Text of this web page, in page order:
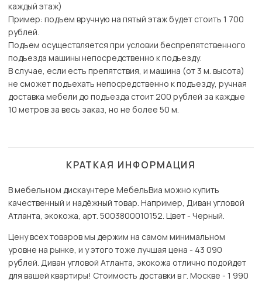
каждый этаж)
Пример: подъем вручную на пятый этаж будет стоить 1 700
рублей.
Подъем осуществляется при условии беспрепятственного
подъезда машины непосредственно к подъезду.
В случае, если есть препятствия, и машина (от 3 м. высота)
не сможет подъехать непосредственно к подъезду, ручная
доставка мебели до подъезда стоит 200 рублей за каждые
10 метров за весь заказ, но не более 50 м.
КРАТКАЯ ИНФОРМАЦИЯ
В мебельном дискаунтере МебельВиа можно купить
качественный и надёжный товар. Например, Диван угловой
Атланта, экокожа, арт. 5003800010152. Цвет - Черный.
Цену всех товаров мы держим на самом минимальном
уровне на рынке, и у этого тоже лучшая цена - 43 090
рублей. Диван угловой Атланта, экокожа отлично подойдет
для вашей квартиры! Стоимость доставки в г. Москве - 1 990